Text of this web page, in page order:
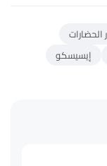
الحضارات
إيسيسكو